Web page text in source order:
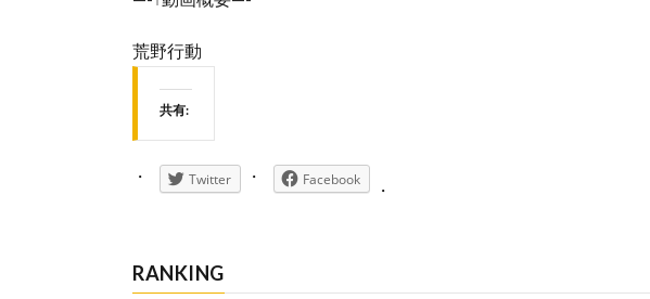
荒野行動
共有:
Twitter Facebook
RANKING